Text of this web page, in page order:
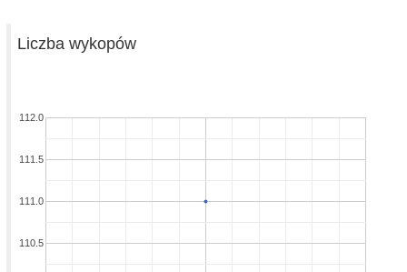
Liczba wykopów
110.5
111.0
111.5
112.0